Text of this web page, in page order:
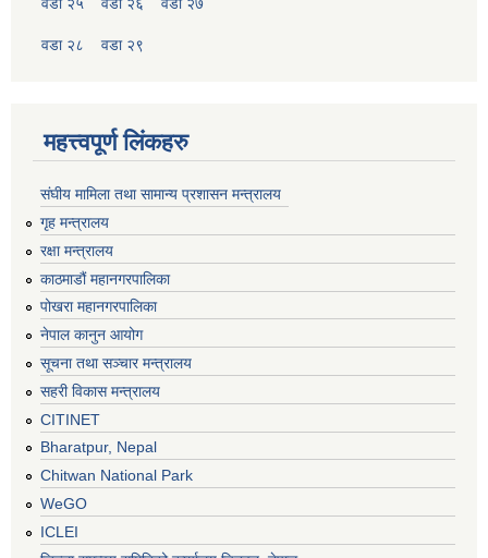
वडा २५ वडा २६ वडा २७
वडा २८ वडा २९
महत्त्वपूर्ण लिंकहरु
संघीय मामिला तथा सामान्य प्रशासन मन्त्रालय
गृह मन्त्रालय
रक्षा मन्त्रालय
काठमाडौं महानगरपालिका
पोखरा महानगरपालिका
नेपाल कानुन आयोग
सूचना तथा सञ्चार मन्त्रालय
सहरी विकास मन्त्रालय
CITINET
Bharatpur, Nepal
Chitwan National Park
WeGO
ICLEI